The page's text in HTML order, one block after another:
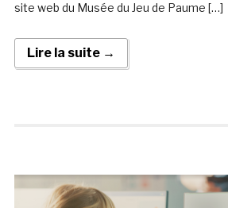
site web du Musée du Jeu de Paume […]
Lire la suite →